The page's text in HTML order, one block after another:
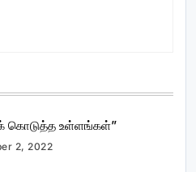
கொடுத்த உள்ளங்கள்”
2, 2022